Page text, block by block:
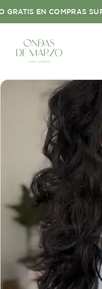
COMPRAS